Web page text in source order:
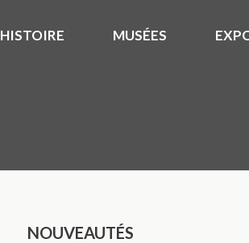
HISTOIRE MUSÉES
NOUVEAUTÉS